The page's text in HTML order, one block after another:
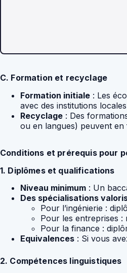
C. Formation et recyclage
Formation initiale : Les
avec des institutions
Recyclage : Des
ou en langues) peuvent en
Conditions et prérequis pour
1. Diplômes et qualifications
Niveau minimum : Un
Des spécialisations
Pour l’ingénierie :
Pour les entreprises :
Pour la finance :
Equivalences : Si vous
2. Compétences linguistiques